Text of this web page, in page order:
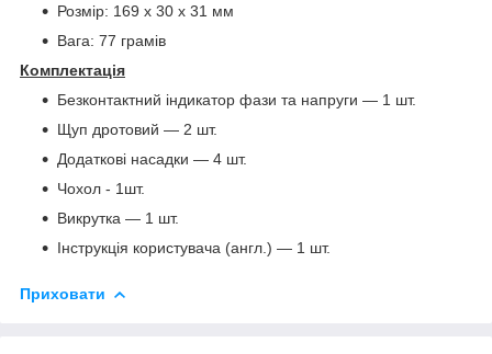
Розмір: 169 х 30 х 31 мм
Вага: 77 грамів
Комплектація
Безконтактний індикатор фази та напруги — 1 шт.
Щуп дротовий — 2 шт.
Додаткові насадки — 4 шт.
Чохол - 1шт.
Викрутка — 1 шт.
Інструкція користувача (англ.) — 1 шт.
Приховати